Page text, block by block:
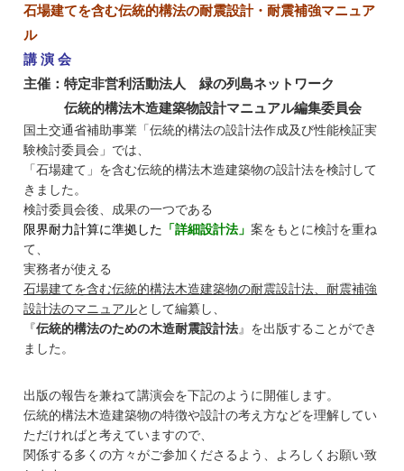
石場建てを含む伝統的構法の耐震設計・耐震補強マニュア
ル
講 演 会
主催：特定非営利活動法人 緑の列島ネットワーク
伝統的構法木造建築物設計マニュアル編集委員会
国土交通省補助事業「伝統的構法の設計法作成及び性能検証実
験検討委員会」 では、
「石場建て」を含む伝統的構法木造建築物の設計法を検討して
きました。
検討委員会後、成果の一つである
限界耐力計算に準拠した 「詳細設計法」案をもとに検討を重ね
て、
実務者が使える
石場建てを含む伝統的構法木造建築物の耐震設計法、耐震補強
設計法のマニュアルとして編纂し、
『伝統的構法のための木造耐震設計法』を出版することができ
ました。
出版の報告を兼ねて講演会を下記のように開催します。
伝統的構法木造建築物の特徴や設計の考え方などを理解してい
ただければと考えていますので、
関係する多くの方々がご参加くださるよう、よろしくお願い致